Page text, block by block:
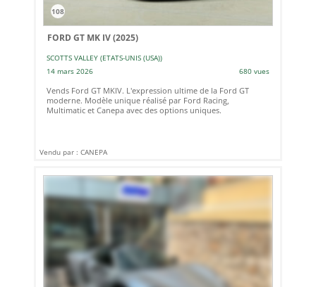
108
FORD GT MK IV (2025)
SCOTTS VALLEY (ETATS-UNIS (USA))
14 mars 2026
680 vues
Vends Ford GT MKIV. L'expression ultime de la Ford GT
moderne. Modèle unique réalisé par Ford Racing,
Multimatic et Canepa avec des options uniques.
Vendu par : CANEPA